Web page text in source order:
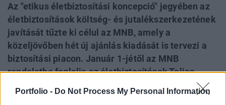
Portfolio - Do Not Process My Personal Information
Az "etikus életbiztosítási koncepció" jegyében az
életbiztosítások költség- és jutalékszerkezetének
javítását tűzte ki célul az MNB, amely a
közeljövőben hét új ajánlás kiadását is tervezi a
biztosítási piacon. Január 1-jétől az MNB
rendeletbe foglalja az életbiztosítások Teljes
Költség Mutatójának szabályozását, a szintén év
elején életbe lépő Szolvencia II szabályozáshoz